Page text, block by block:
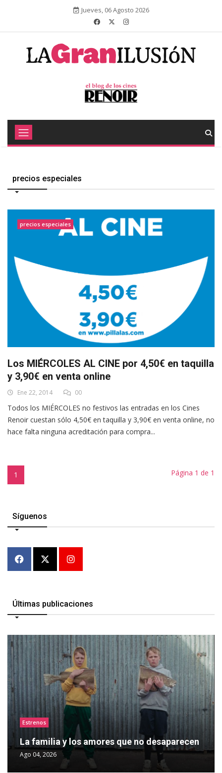
Jueves, 06 Agosto 2026
precios especiales
precios especiales
Los MIÉRCOLES AL CINE por 4,50€ en taquilla
y 3,90€ en venta online
Ene 22, 2014 00
Todos los MIÉRCOLES no festivos las entradas en los Cines
Renoir cuestan sólo 4,50€ en taquilla y 3,90€ en venta online, no
hace falta ninguna acreditación para compra...
1 Página 1 de 1
Síguenos
Últimas publicaciones
Estrenos
La familia y los amores que no desaparecen
Ago 04, 2026